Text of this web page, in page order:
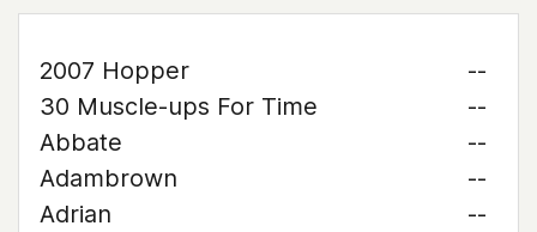
2007 Hopper
--
30 Muscle-ups For Time
--
Abbate
--
Adambrown
--
Adrian
--